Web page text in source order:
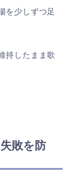
を少しずつ足
持したまま歌
敗を防